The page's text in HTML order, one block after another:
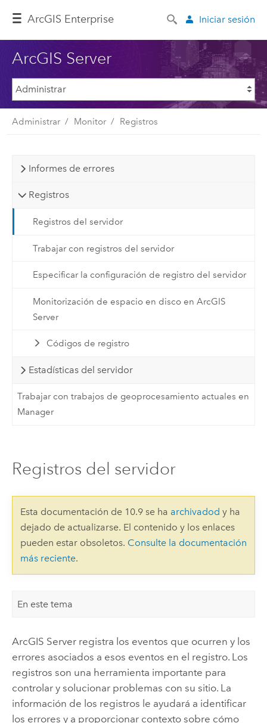
ArcGIS Enterprise Iniciar sesión
ArcGIS Server
Administrar Monitor Registros
Informes de errores
Registros
Registros del servidor
Trabajar con registros del servidor
Especificar la configuración de registro del servidor
Monitorización de espacio en disco en ArcGIS
Server
Códigos de registro
Estadísticas del servidor
Trabajar con trabajos de geoprocesamiento actuales en
Manager
Registros del servidor
Esta documentación de 10.9 se ha archivadod y ha
dejado de actualizarse. El contenido y los enlaces
pueden estar obsoletos. Consulte la documentación
más reciente.
En este tema
ArcGIS Serverregistra los eventos que ocurren y los
errores asociados a esos eventos en el registro. Los
registros son una herramienta importante para
controlar y solucionar problemas con su sitio. La
información de los registros le ayudará a identificar
los errores y a proporcionar contexto sobre cómo